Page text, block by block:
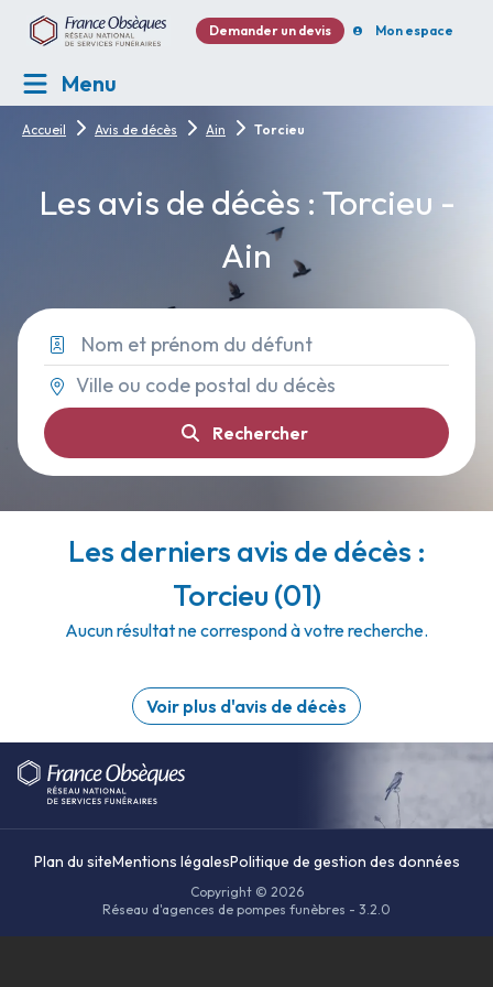
Demander un devis Mon espace
Menu
Accueil Avis de décès Ain Torcieu
Les avis de décès : Torcieu -
Ain
Rechercher
Les derniers avis de décès :
Torcieu (01)
Aucun résultat ne correspond à votre recherche.
Voir plus d'avis de décès
Plan du siteMentions légalesPolitique de gestion des données
Copyright © 2026
Réseau d'agences de pompes funèbres - 3.2.0